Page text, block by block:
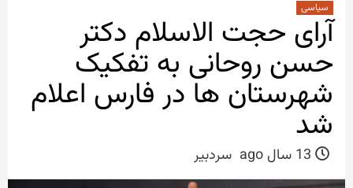
سیاسی
آرای حجت الاسلام دکتر
حسن روحانی به تفکیک
شهرستان ها در فارس اعلام
شد
سردبیر